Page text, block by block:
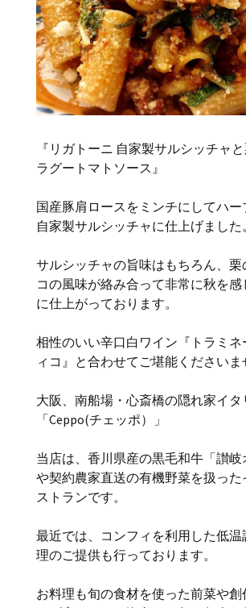
『リガトーニ 自家製サルシッチャ
ラグートマトソース』
国産豚肩ロースをミンチにしてハー
自家製サルシッチャに仕上げました。
サルシッチャの旨味はもちろん、栗
コの風味が絡み合って非常に秋を
に仕上がっております。
相性のいい辛口白ワイン『トラミネ
ィコ』と合わせてご堪能くださいま
大阪、南船場・心斎橋の隠れ家イタ
「Ceppo(チェッポ）」
当店は、香川県産の黒毛和牛「讃岐
や契約農家直送の有機野菜を扱った
ストランです。
最近では、コンフィを利用した低
理のご提供も行っております。
お料理も旬の食材を使った前菜や創